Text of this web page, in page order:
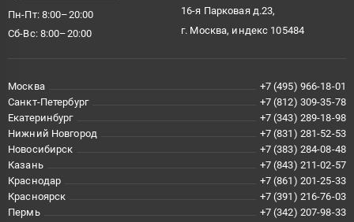
Пн-Пт: 8:00–20:00
Сб-Вс: 8:00–20:00
16-я Парковая д.23,
г. Москва, индекс 105484
Москва
+7 (495) 966-18-01
Санкт-Петербург
+7 (812) 309-35-78
Екатеринбург
+7 (343) 289-18-98
Нижний Новгород
+7 (831) 281-52-53
Новосибирск
+7 (383) 284-08-48
Казань
+7 (843) 211-02-57
Краснодар
+7 (861) 201-25-33
Красноярск
+7 (391) 216-76-03
Пермь
+7 (342) 207-98-33